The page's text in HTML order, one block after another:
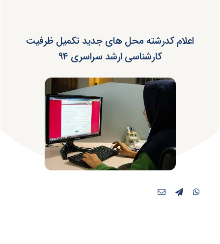
اعلام کدرشته محل های جدید تکمیل ظرفیت
کارشناسی ارشد سراسری ۹۴